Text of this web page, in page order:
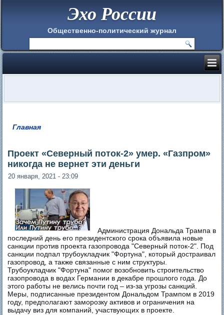
Эхо России
Общественно-политический журнал
Главная
Проект «Северный поток-2» умер. «Газпром»
никогда не вернет эти деньги
20 января, 2021 - 23:09
Администрация Дональда Трампа в
последний день его президентского срока объявила новые
санкции против проекта газопровода "Северный поток-2". Под
санкции подпал трубоукладчик "Фортуна", который достраивал
газопровод, а также связанные с ним структуры.
Трубоукладчик "Фортуна" помог возобновить строительство
газопровода в водах Германии в декабре прошлого года. До
этого работы не велись почти год – из-за угрозы санкций.
Меры, подписанные президентом Дональдом Трампом в 2019
году, предполагают заморозку активов и ограничения на
выдачу виз для компаний, участвующих в проекте.